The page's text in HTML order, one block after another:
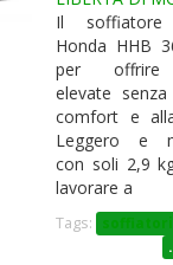
Il
Honda HHB
per offrire
elevate
comfort e
Leggero e
con soli 2,9
lavorare a
Tags: soffiatori